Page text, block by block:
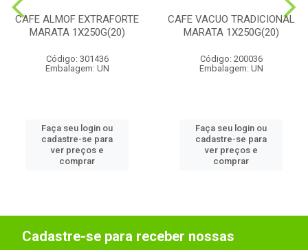
CAFE ALMOF EXTRAFORTE
MARATA 1X250G(20)
Código: 301436
Embalagem: UN
Faça seu login ou
cadastre-se para
ver preços e
comprar
CAFE VACUO TRADICIONAL
MARATA 1X250G(20)
Código: 200036
Embalagem: UN
Faça seu login ou
cadastre-se para
ver preços e
comprar
Cadastre-se para receber nossas